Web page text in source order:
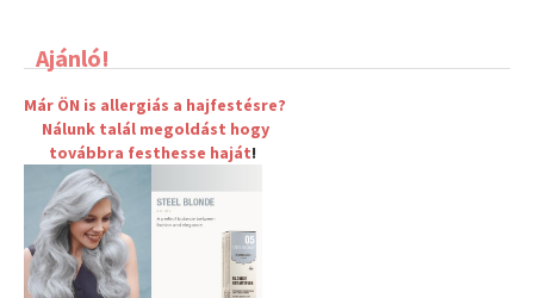
Ajánló!
Már ÖN is allergiás a hajfestésre?
Nálunk talál megoldást hogy
továbbra festhesse haját!